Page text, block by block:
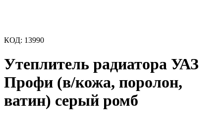
КОД: 13990
Утеплитель радиатора УАЗ
Профи (в/кожа, поролон,
ватин) серый ромб